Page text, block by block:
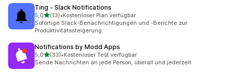
Ting ‑ Slack Notifications
5,0von 5 Sternen
(13)
13 Rezensionen insgesamt
•Kostenloser Plan verfügbar
Sofortige Slack-Benachrichtigungen und -Berichte zur
Produktivitätssteigerung.
Notifications by Modd Apps
5,0von 5 Sternen
(33)
33 Rezensionen insgesamt
•Kostenloser Test verfügbar
Sende Nachrichten an jede Person, überall und jederzeit